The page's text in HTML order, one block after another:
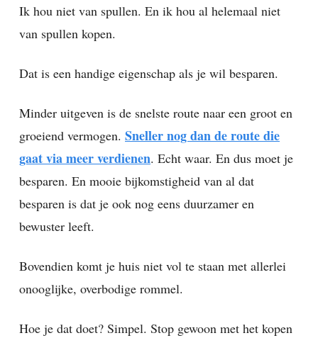
Ik hou niet van spullen. En ik hou al helemaal niet
van spullen kopen.
Dat is een handige eigenschap als je wil besparen.
Minder uitgeven is de snelste route naar een groot en
groeiend vermogen. Sneller nog dan de route die
gaat via meer verdienen. Echt waar. En dus moet je
besparen. En mooie bijkomstigheid van al dat
besparen is dat je ook nog eens duurzamer en
bewuster leeft.
Bovendien komt je huis niet vol te staan met allerlei
onooglijke, overbodige rommel.
Hoe je dat doet? Simpel. Stop gewoon met het kopen